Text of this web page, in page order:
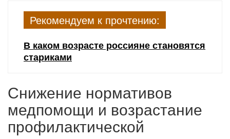
Рекомендуем к прочтению:
В каком возрасте россияне становятся
стариками
Снижение нормативов
медпомощи и возрастание
профилактической